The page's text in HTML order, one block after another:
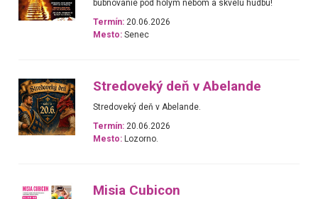
bubnovanie pod holým nebom a skvelú hudbu!
Termín: 20.06.2026
Mesto: Senec
Stredoveký deň v Abelande
Stredoveký deň v Abelande.
Termín: 20.06.2026
Mesto: Lozorno.
Misia Cubicon